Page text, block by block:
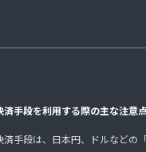
手段を利用する際の主な注意点
手段は、日本円、ドルなどの